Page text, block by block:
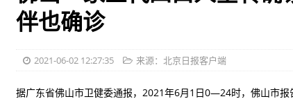
运服务
阶段
伴也确诊
2021-06-02 12:27:35 来源：北京日报客户端
据广东省佛山市卫健委通报，2021年6月1日0—24时，佛山市报